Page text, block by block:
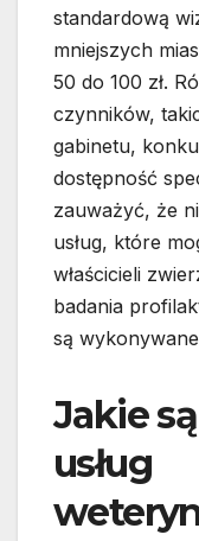
standardową
mniejszych
50 do 100 zł.
czynników,
gabinetu,
dostępność
zauważyć, że
usług, które
właścicieli
badania
są
Jakie
usług